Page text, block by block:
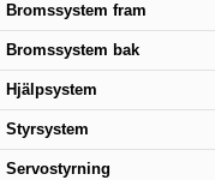
Bromssystem fram
Bromssystem bak
Hjälpsystem
Styrsystem
Servostyrning